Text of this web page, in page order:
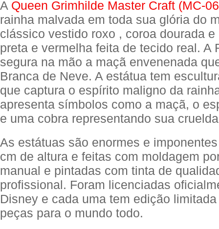
A Queen Grimhilde Master Craft (MC-
rainha malvada em toda sua glória do
clássico vestido roxo , coroa dourada e
preta e vermelha feita de tecido real. A
segura na mão a maçã envenenada
Branca de Neve. A estátua tem
que captura o espírito maligno da
apresenta símbolos como a maçã, o
e uma cobra representando sua
As estátuas são enormes e
cm de altura e feitas com moldagem
manual e pintadas com tinta de
profissional. Foram licenciadas
Disney e cada uma tem edição
peças para o mundo todo.